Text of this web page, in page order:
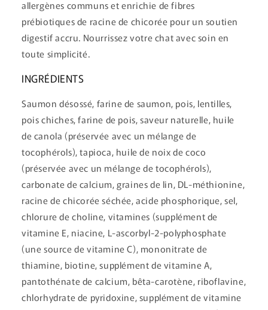
u
c
b
e
allergènes communs et enrichie de fibres
prébiotiques de racine de chicorée pour un soutien
digestif accru. Nourrissez votre chat avec soin en
toute simplicité.
INGRÉDIENTS
Saumon désossé, farine de saumon, pois, lentilles,
pois chiches, farine de pois, saveur naturelle, huile
de canola (préservée avec un mélange de
tocophérols), tapioca, huile de noix de coco
(préservée avec un mélange de tocophérols),
carbonate de calcium, graines de lin, DL-méthionine,
racine de chicorée séchée, acide phosphorique, sel,
chlorure de choline, vitamines (supplément de
vitamine E, niacine, L-ascorbyl-2-polyphosphate
(une source de vitamine C), mononitrate de
thiamine, biotine, supplément de vitamine A,
pantothénate de calcium, bêta-carotène, riboflavine,
chlorhydrate de pyridoxine, supplément de vitamine